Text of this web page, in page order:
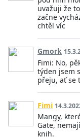
uvažuji že
začne
chtěl víc
Gmork
Fimi: No,
týden jsem
přeju, ať se
Fimi
Mangy,
Gate,
knih.